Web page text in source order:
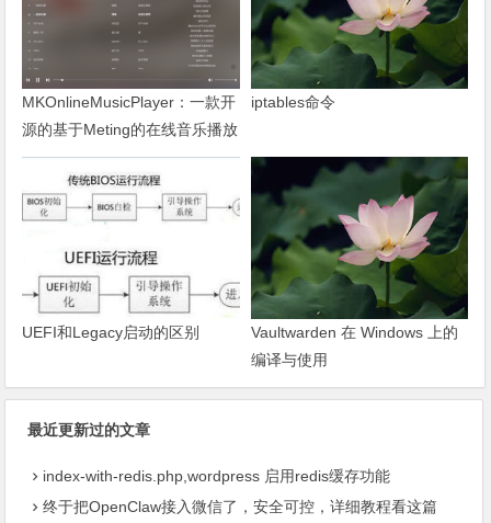
MKOnlineMusicPlayer：一款开
源的基于Meting的在线音乐播放
器
iptables命令
UEFI和Legacy启动的区别
Vaultwarden 在 Windows 上的
编译与使用
最近更新过的文章
index-with-redis.php,wordpress 启用redis缓存功能
终于把OpenClaw接入微信了，安全可控，详细教程看这篇